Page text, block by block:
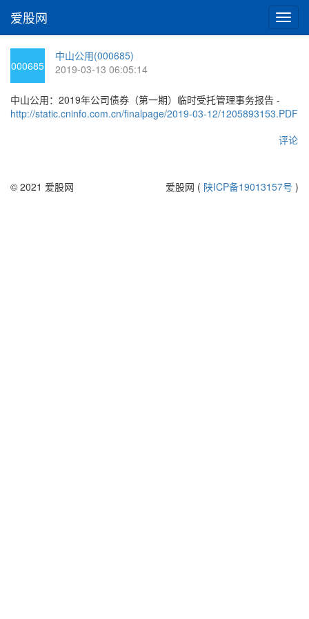
切
换
爱股网
000685
中山公用(000685)
2019-03-13 06:05:14
中山公用：2019年公司债券（第一期）临时受托管理事务报告 -
http://static.cninfo.com.cn/finalpage/2019-03-12/1205893153.PDF
评论
© 2021 爱股网 爱股网 ( 陕ICP备19013157号 )